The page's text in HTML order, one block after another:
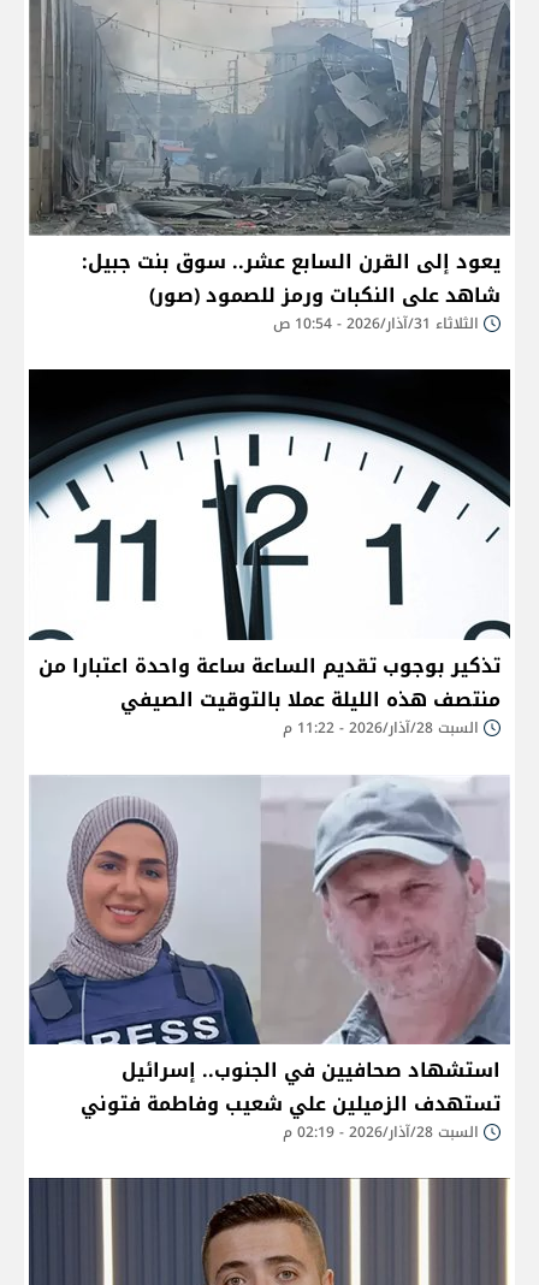
يعود إلى القرن السابع عشر.. سوق بنت جبيل:
شاهد على النكبات ورمز للصمود (صور)
الثلاثاء 31/آذار/2026 - 10:54 ص
تذكير بوجوب تقديم الساعة ساعة واحدة اعتبارا من
منتصف هذه الليلة عملا بالتوقيت الصيفي
السبت 28/آذار/2026 - 11:22 م
استشهاد صحافيين في الجنوب.. إسرائيل
تستهدف الزميلين علي شعيب وفاطمة فتوني
السبت 28/آذار/2026 - 02:19 م